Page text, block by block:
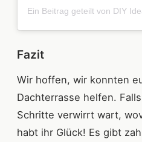
Fazit
Wir hoffen, wir konnten
Dachterrasse helfen.
Schritte verwirrt wart,
habt ihr Glück! Es gibt